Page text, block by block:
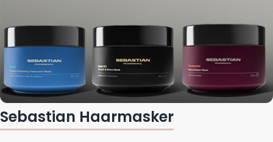
Sebastian Haarmasker